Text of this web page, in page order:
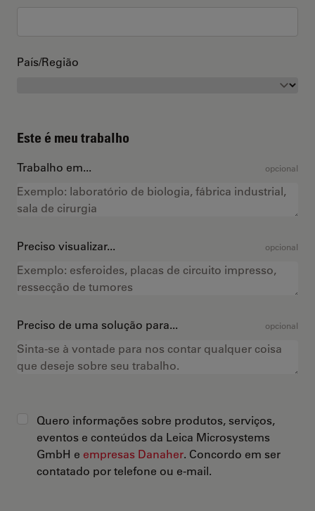
País/Região
Este é meu trabalho
Trabalho em... opcional
Preciso visualizar... opcional
Preciso de uma solução para... opcional
Quero informações sobre produtos, serviços,
eventos e conteúdos da Leica Microsystems
GmbH e empresas Danaher. Concordo em ser
contatado por telefone ou e-mail.